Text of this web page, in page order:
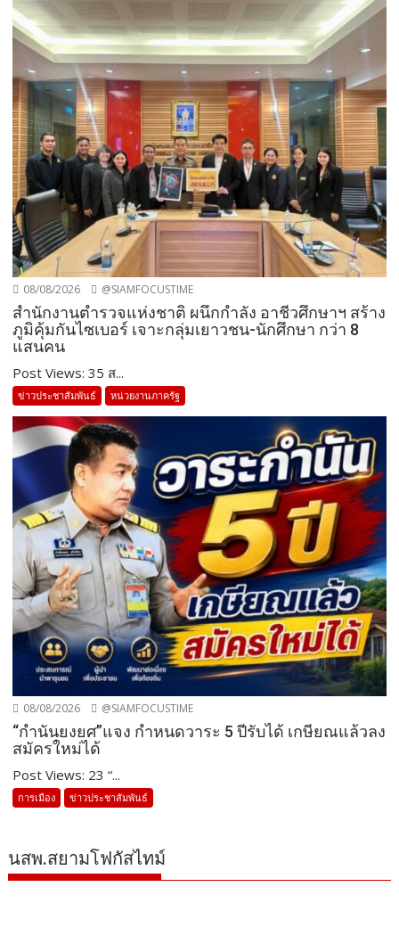
08/08/2026 @SIAMFOCUSTIME
สำนักงานตำรวจแห่งชาติ ผนึกกำลัง อาชีวศึกษาฯ สร้าง
ภูมิคุ้มกันไซเบอร์ เจาะกลุ่มเยาวชน-นักศึกษา กว่า 8
แสนคน
Post Views: 35 ส...
ข่าวประชาสัมพันธ์ หน่วยงานภาครัฐ
08/08/2026 @SIAMFOCUSTIME
“กำนันยงยศ”แจง กำหนดวาระ 5 ปีรับได้ เกษียณแล้วลง
สมัครใหม่ได้
Post Views: 23 “...
การเมือง ข่าวประชาสัมพันธ์
นสพ.สยามโฟกัสไทม์